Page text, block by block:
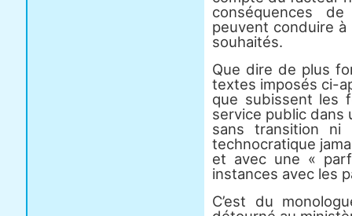
conséquences
peuvent conduire à
souhaités.
Que dire de plus
textes imposés ci-
que subissent les
service public dans
sans transition ni
technocratique
et avec une «
instances avec les
C’est du